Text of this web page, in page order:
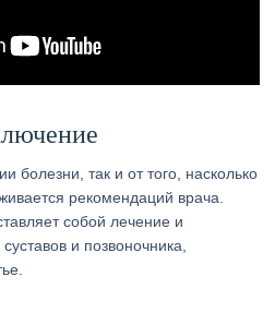
болезни, так и от того, насколько
рекомендаций врача.
собой лечение и
и позвоночника,